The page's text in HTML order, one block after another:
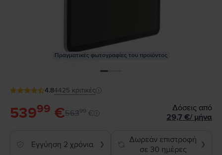
Πραγματικές φωτογραφίες του προϊόντος
4.84425 κριτικές
53999 €56399 €
Δόσεις από
29,7 €/ μήνα
Εγγύηση 2 χρόνια ❯
Δωρεάν επιστροφή
σε 30 ημέρες
❯